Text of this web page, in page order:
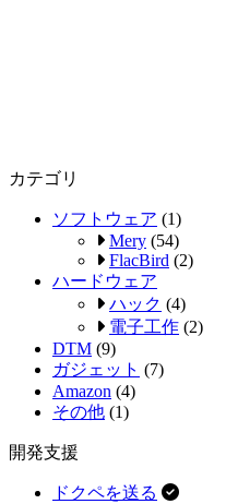
カテゴリ
ソフトウェア (1)
Mery (54)
FlacBird (2)
ハードウェア
ハック (4)
電子工作 (2)
DTM (9)
ガジェット (7)
Amazon (4)
その他 (1)
開発支援
ドクペを送る